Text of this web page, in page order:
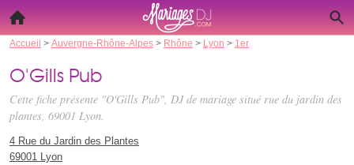
Accueil > Auvergne-Rhône-Alpes > Rhône > Lyon > 1er
O'Gills Pub
Cette fiche présente "O'Gills Pub", DJ de mariage situé rue du jardin des
plantes, 69001 Lyon.
4 Rue du Jardin des Plantes
69001 Lyon